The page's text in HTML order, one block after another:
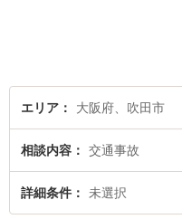
エリア 大阪府、吹田市
相談内容 交通事故
詳細条件 未選択